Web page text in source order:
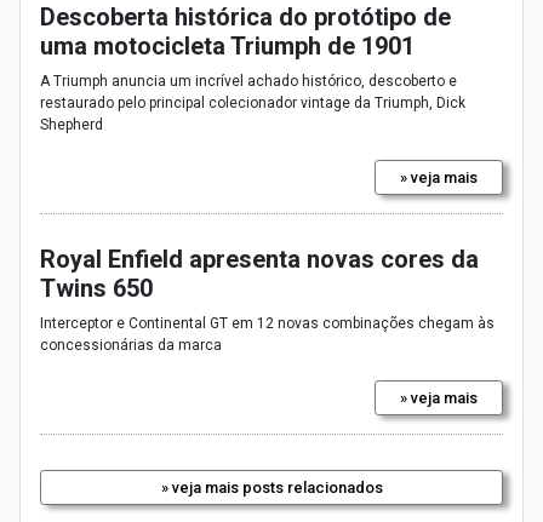
Descoberta histórica do protótipo de
uma motocicleta Triumph de 1901
A Triumph anuncia um incrível achado histórico, descoberto e
restaurado pelo principal colecionador vintage da Triumph, Dick
Shepherd
» veja mais
Royal Enfield apresenta novas cores da
Twins 650
Interceptor e Continental GT em 12 novas combinações chegam às
concessionárias da marca
» veja mais
» veja mais posts relacionados